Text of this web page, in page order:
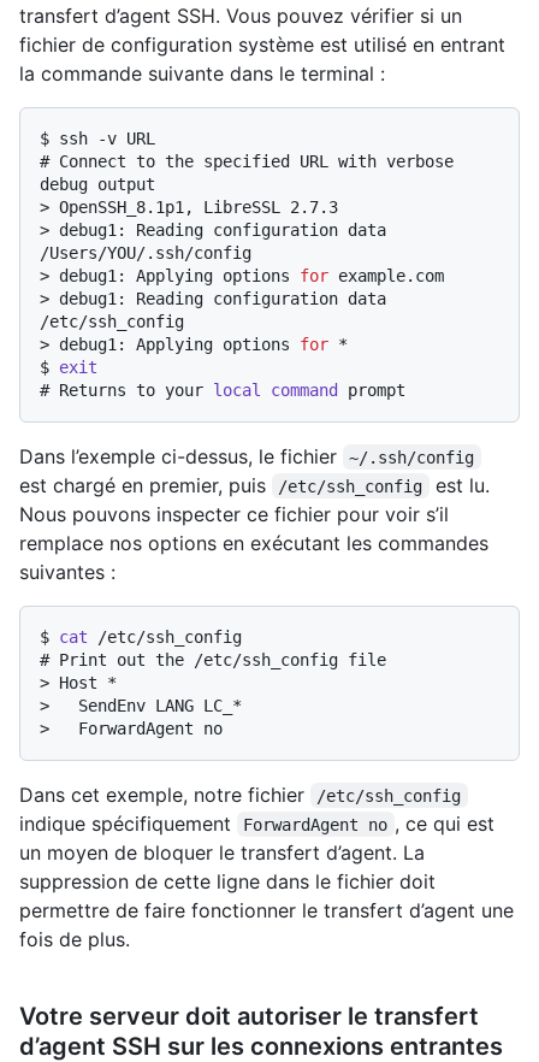
transfert d’agent SSH. Vous pouvez vérifier si un
fichier de configuration système est utilisé en entrant
la commande suivante dans le terminal :
$ ssh -v URL
# Connect to the specified URL with verbose
debug output
> OpenSSH_8.1p1, LibreSSL 2.7.3
> debug1: Reading configuration data
/Users/YOU/.ssh/config
> debug1: Applying options for example.com
> debug1: Reading configuration data
/etc/ssh_config
> debug1: Applying options for *
$ exit
# Returns to your local command prompt
Dans l’exemple ci-dessus, le fichier ~/.ssh/config
est chargé en premier, puis /etc/ssh_config
est lu.
Nous pouvons inspecter ce fichier pour voir s’il
remplace nos options en exécutant les commandes
suivantes :
$ cat /etc/ssh_config
# Print out the /etc/ssh_config file
> Host *
>
  SendEnv LANG LC_*
>
  ForwardAgent no
Dans cet exemple, notre fichier /etc/ssh_config
indique spécifiquement ForwardAgent no , ce qui est
un moyen de bloquer le transfert d’agent. La
suppression de cette ligne dans le fichier doit
permettre de faire fonctionner le transfert d’agent une
fois de plus.
Votre serveur doit autoriser le transfert
d’agent SSH sur les connexions entrantes